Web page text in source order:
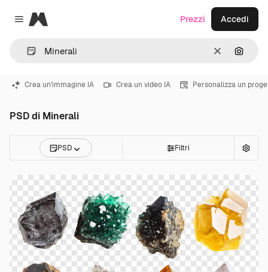
Close menu
Magnific
CancellaCerca
Prezzi Accedi
Crea un'immagine IA Crea un video IA Personalizza un
PSD di Minerali
PSD Filtri